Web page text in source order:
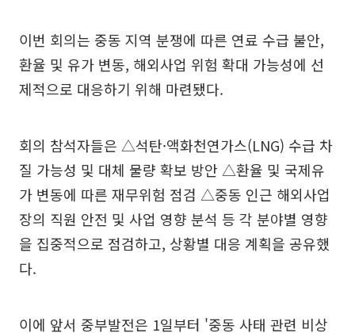
이번 회의는 중동 지역 분쟁에 따른 연료 수급 불안,
환율 및 유가 변동, 해외사업 위험 확대 가능성에 선
제적으로 대응하기 위해 마련됐다.
회의 참석자들은 △석탄·액화천연가스(LNG) 수급 차
질 가능성 및 대체 물량 확보 방안 △환율 및 국제유
가 변동에 따른 재무위험 점검 △중동 인근 해외사업
장의 직원 안전 및 사업 영향 분석 등 각 분야별 영향
을 집중적으로 점검하고, 상황별 대응 계획을 공유했
다.
이에 앞서 중부발전은 1일부터 '중동 사태 관련 비상